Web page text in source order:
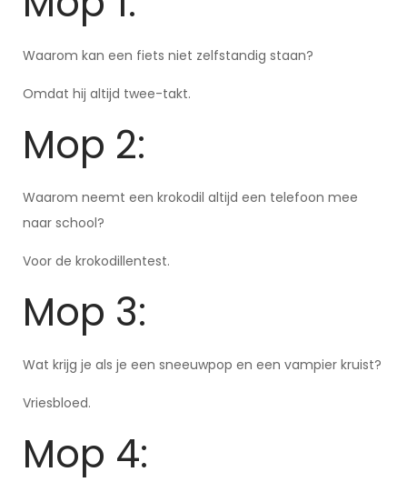
Waarom kan een fiets niet zelfstandig staan?
Omdat hij altijd twee-takt.
Mop 2:
Waarom neemt een krokodil altijd een telefoon mee
naar school?
Voor de krokodillentest.
Mop 3:
Wat krijg je als je een sneeuwpop en een vampier kruist?
Vriesbloed.
Mop 4: